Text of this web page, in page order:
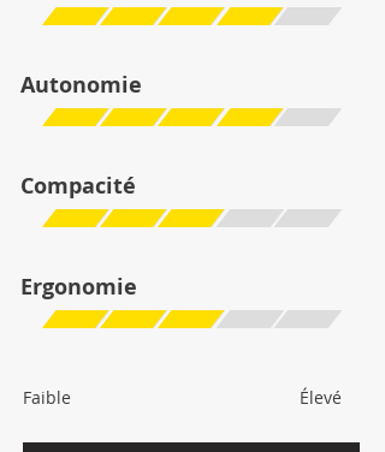
Autonomie
Compacité
Ergonomie
Faible Élevé